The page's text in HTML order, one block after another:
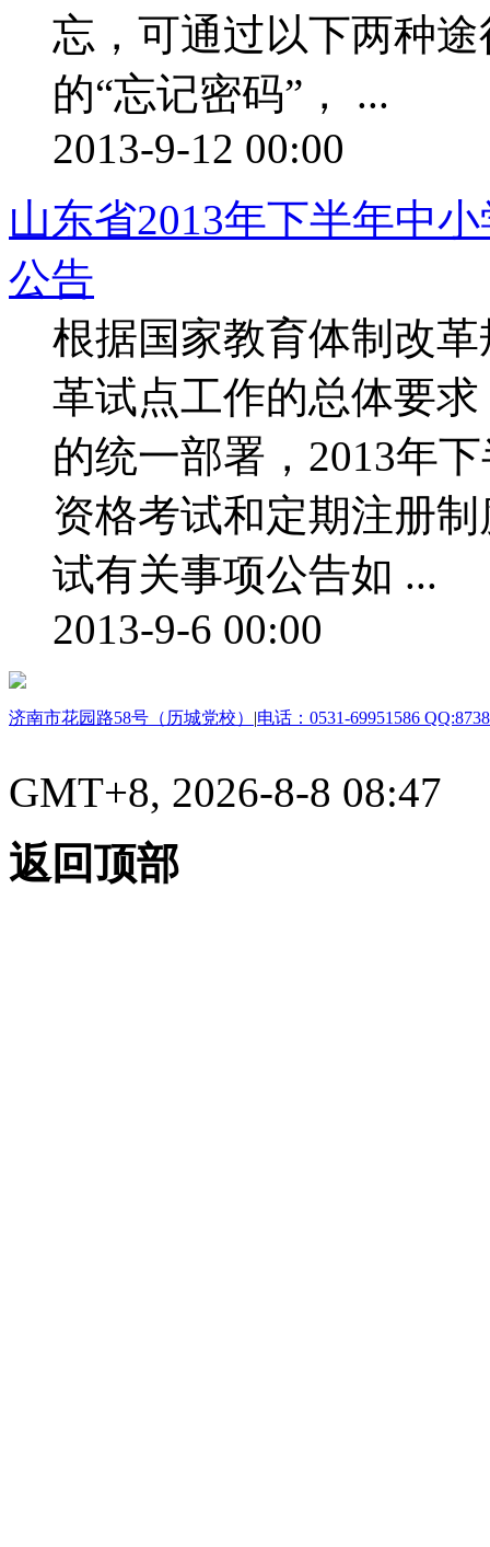
忘，可通过以下两种
的“忘记密码”， ...
2013-9-12 00:00
山东省2013年下半年中
公告
根据国家教育体制改
革试点工作的总体要
的统一部署，2013年
资格考试和定期注册
试有关事项公告如 ...
2013-9-6 00:00
济南市花园路58号（历城党校） |电话：0531-69951586
GMT+8, 2026-8-8 08:47
返回顶部